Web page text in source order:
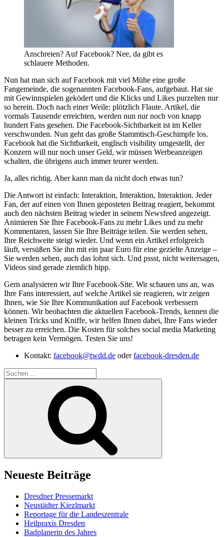
Anschreien? Auf Facebook? Nee, da gibt es
schlauere Methoden.
Nun hat man sich auf Facebook mit viel Mühe eine große
Fangemeinde, die sogenannten Facebook-Fans, aufgebaut. Hat sie
mit Gewinnspielen geködert und die Klicks und Likes purzelten nur
so herein. Doch nach einer Weile: plötzlich Flaute. Artikel, die
vormals Tausende erreichten, werden nun nur noch von knapp
hundert Fans gesehen. Die Facebook-Sichtbarkeit ist im Keller
verschwunden. Nun geht das große Stammtisch-Geschimpfe los.
Facebook hat die Sichtbarkeit, englisch visibility umgestellt, der
Konzern will nur noch unser Geld, wir müssen Werbeanzeigen
schalten, die übrigens auch immer teurer werden.
Ja, alles richtig. Aber kann man da nicht doch etwas tun?
Die Antwort ist einfach: Interaktion, Interaktion, Interaktion. Jeder
Fan, der auf einen von Ihnen geposteten Beitrag reagiert, bekommt
auch den nächsten Beitrag wieder in seinem Newsfeed angezeigt.
Animieren Sie Ihre Facebook-Fans zu mehr Likes und zu mehr
Kommentaren, lassen Sie Ihre Beiträge teilen. Sie werden sehen,
Ihre Reichweite steigt wieder. Und wenn ein Artikel erfolgreich
läuft, versüßen Sie ihn mit ein paar Euro für eine gezielte Anzeige –
Sie werden sehen, auch das lohnt sich. Und pssst, nicht weitersagen,
Videos sind gerade ziemlich hipp.
Gern analysieren wir Ihre Facebook-Site. Wir schauen uns an, was
Ihre Fans interessiert, auf welche Artikel sie reagieren, wir zeigen
Ihnen, wie Sie Ihre Kommunikation auf Facebook verbessern
können. Wir beobachten die aktuellen Facebook-Trends, kennen die
kleinen Tricks und Kniffe, wir helfen Ihnen dabei, Ihre Fans wieder
besser zu erreichen. Die Kosten für solches social media Marketing
betragen kein Vermögen. Testen Sie uns!
Kontakt: facebook@twdd.de oderfacebook-dresden.de
Suche
nach:
Neueste Beiträge
Dresdner Pressemarkt
Neustädter Kiezlmarkt
Reportage für die Landeszentrale
Heilpraxis Dresden
Badplanerin des Jahres